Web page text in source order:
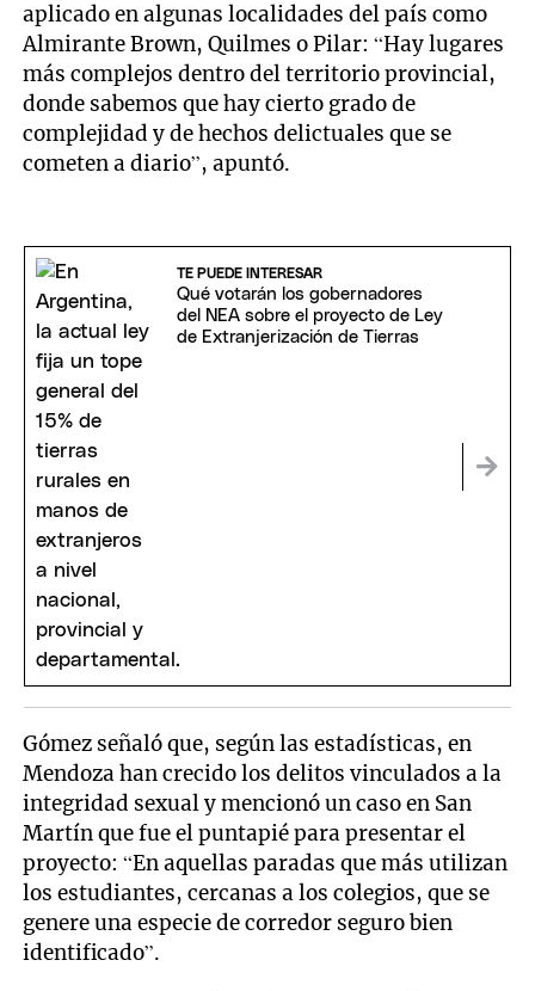
aplicado en algunas localidades del país como
Almirante Brown, Quilmes o Pilar: “Hay lugares
más complejos dentro del territorio provincial,
donde sabemos que hay cierto grado de
complejidad y de hechos delictuales que se
cometen a diario”, apuntó.
TE PUEDE INTERESAR
Qué votarán los gobernadores
del NEA sobre el proyecto de Ley
de Extranjerización de Tierras
Gómez señaló que, según las estadísticas, en
Mendoza han crecido los delitos vinculados a la
integridad sexual y mencionó un caso en San
Martín que fue el puntapié para presentar el
proyecto: “En aquellas paradas que más utilizan
los estudiantes, cercanas a los colegios, que se
genere una especie de corredor seguro bien
identificado”.